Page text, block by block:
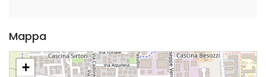
Mappa
+